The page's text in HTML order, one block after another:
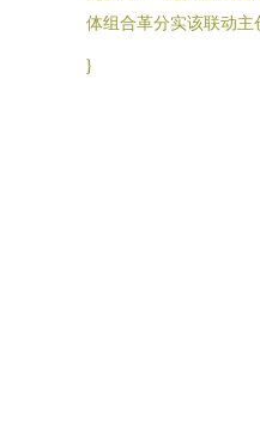
体组合革分实该联动主
}